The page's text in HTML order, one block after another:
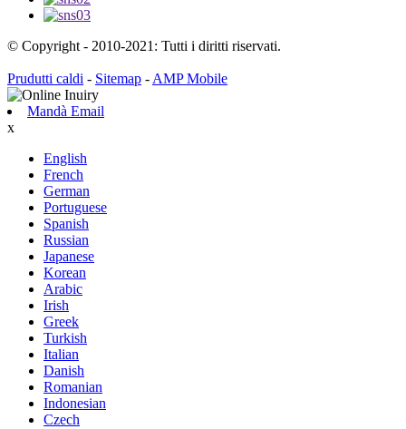
© Copyright - 2010-2021: Tutti i diritti riservati.
Prudutti caldi - Sitemap - AMP Mobile
Mandà Email
x
English
French
German
Portuguese
Spanish
Russian
Japanese
Korean
Arabic
Irish
Greek
Turkish
Italian
Danish
Romanian
Indonesian
Czech